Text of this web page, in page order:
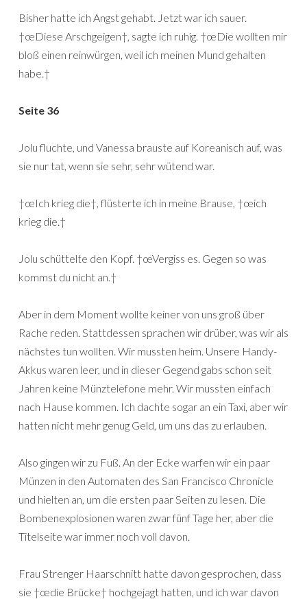
Bisher hatte ich Angst gehabt. Jetzt war ich sauer.
†œDiese Arschgeigen†, sagte ich ruhig. †œDie wollten mir
bloß einen reinwürgen, weil ich meinen Mund gehalten
habe.†
Seite 36
Jolu fluchte, und Vanessa brauste auf Koreanisch auf, was
sie nur tat, wenn sie sehr, sehr wütend war.
†œIch krieg die†, flüsterte ich in meine Brause, †œich
krieg die.†
Jolu schüttelte den Kopf. †œVergiss es. Gegen so was
kommst du nicht an.†
Aber in dem Moment wollte keiner von uns groß über
Rache reden. Stattdessen sprachen wir drüber, was wir als
nächstes tun wollten. Wir mussten heim. Unsere Handy-
Akkus waren leer, und in dieser Gegend gabs schon seit
Jahren keine Münztelefone mehr. Wir mussten einfach
nach Hause kommen. Ich dachte sogar an ein Taxi, aber wir
hatten nicht mehr genug Geld, um uns das zu erlauben.
Also gingen wir zu Fuß. An der Ecke warfen wir ein paar
Münzen in den Automaten des San Francisco Chronicle
und hielten an, um die ersten paar Seiten zu lesen. Die
Bombenexplosionen waren zwar fünf Tage her, aber die
Titelseite war immer noch voll davon.
Frau Strenger Haarschnitt hatte davon gesprochen, dass
sie †œdie Brücke† hochgejagt hatten, und ich war davon